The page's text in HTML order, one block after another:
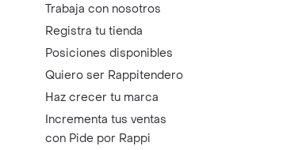
Trabaja con nosotros
Registra tu tienda
Posiciones disponibles
Quiero ser Rappitendero
Haz crecer tu marca
Incrementa tus ventas
con Pide por Rappi